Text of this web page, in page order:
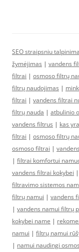
SEO straipsniu
žymėjimas | vandens
filtrai | osmoso filtrų
filtrų naudojimas |
filtrai | vandens filtrai
filtrų nauda | atbulinio
vandens filtrus | kas
filtrai | osmoso filtrų
osmoso filtrai |
| filtrai komfortui
vandens filtrai kokybei |
filtravimo sistemos
filtrų namui | vandens
| vandens namui filtrų
kokybei name |
namui | filtrų namui
| namui naudingi